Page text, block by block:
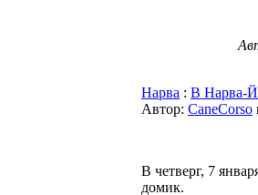
Нарва : В Нарва-
Автор: CaneCorso
В четверг, 7
домик.